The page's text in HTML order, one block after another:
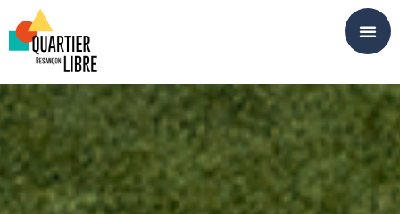
Panneau de gestion des cookies